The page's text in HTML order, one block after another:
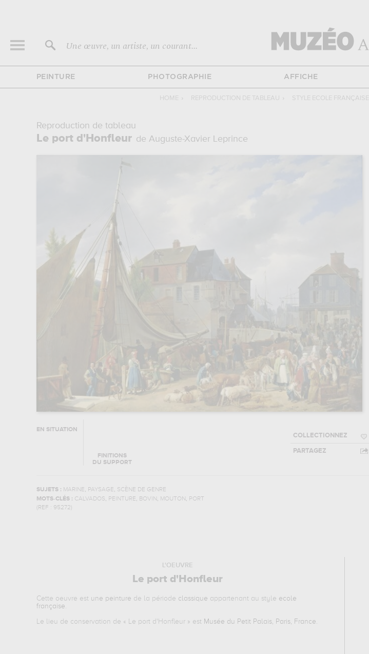
Une œuvre, un artiste, un courant...
PEINTURE PHOTOGRAPHIE AFFICHE
HOME › REPRODUCTION DE TABLEAU › STYLE ECOLE FRANÇAISE
Reproduction de tableau
Le port d'Honfleur de Auguste-Xavier Leprince
EN SITUATION
FINITIONS
DU SUPPORT
COLLECTIONNEZ
PARTAGEZ
SUJETS : MARINE, PAYSAGE, SCÈNE DE GENRE
MOTS-CLÉS : CALVADOS, PEINTURE, BOVIN, MOUTON, PORT
(REF : 95272)
L'OEUVRE
Le port d'Honfleur
Cette oeuvre est une peinture de la période classique appartenant au style ecole
française.
Le lieu de conservation de « Le port d'Honfleur » est Musée du Petit Palais, Paris, France.